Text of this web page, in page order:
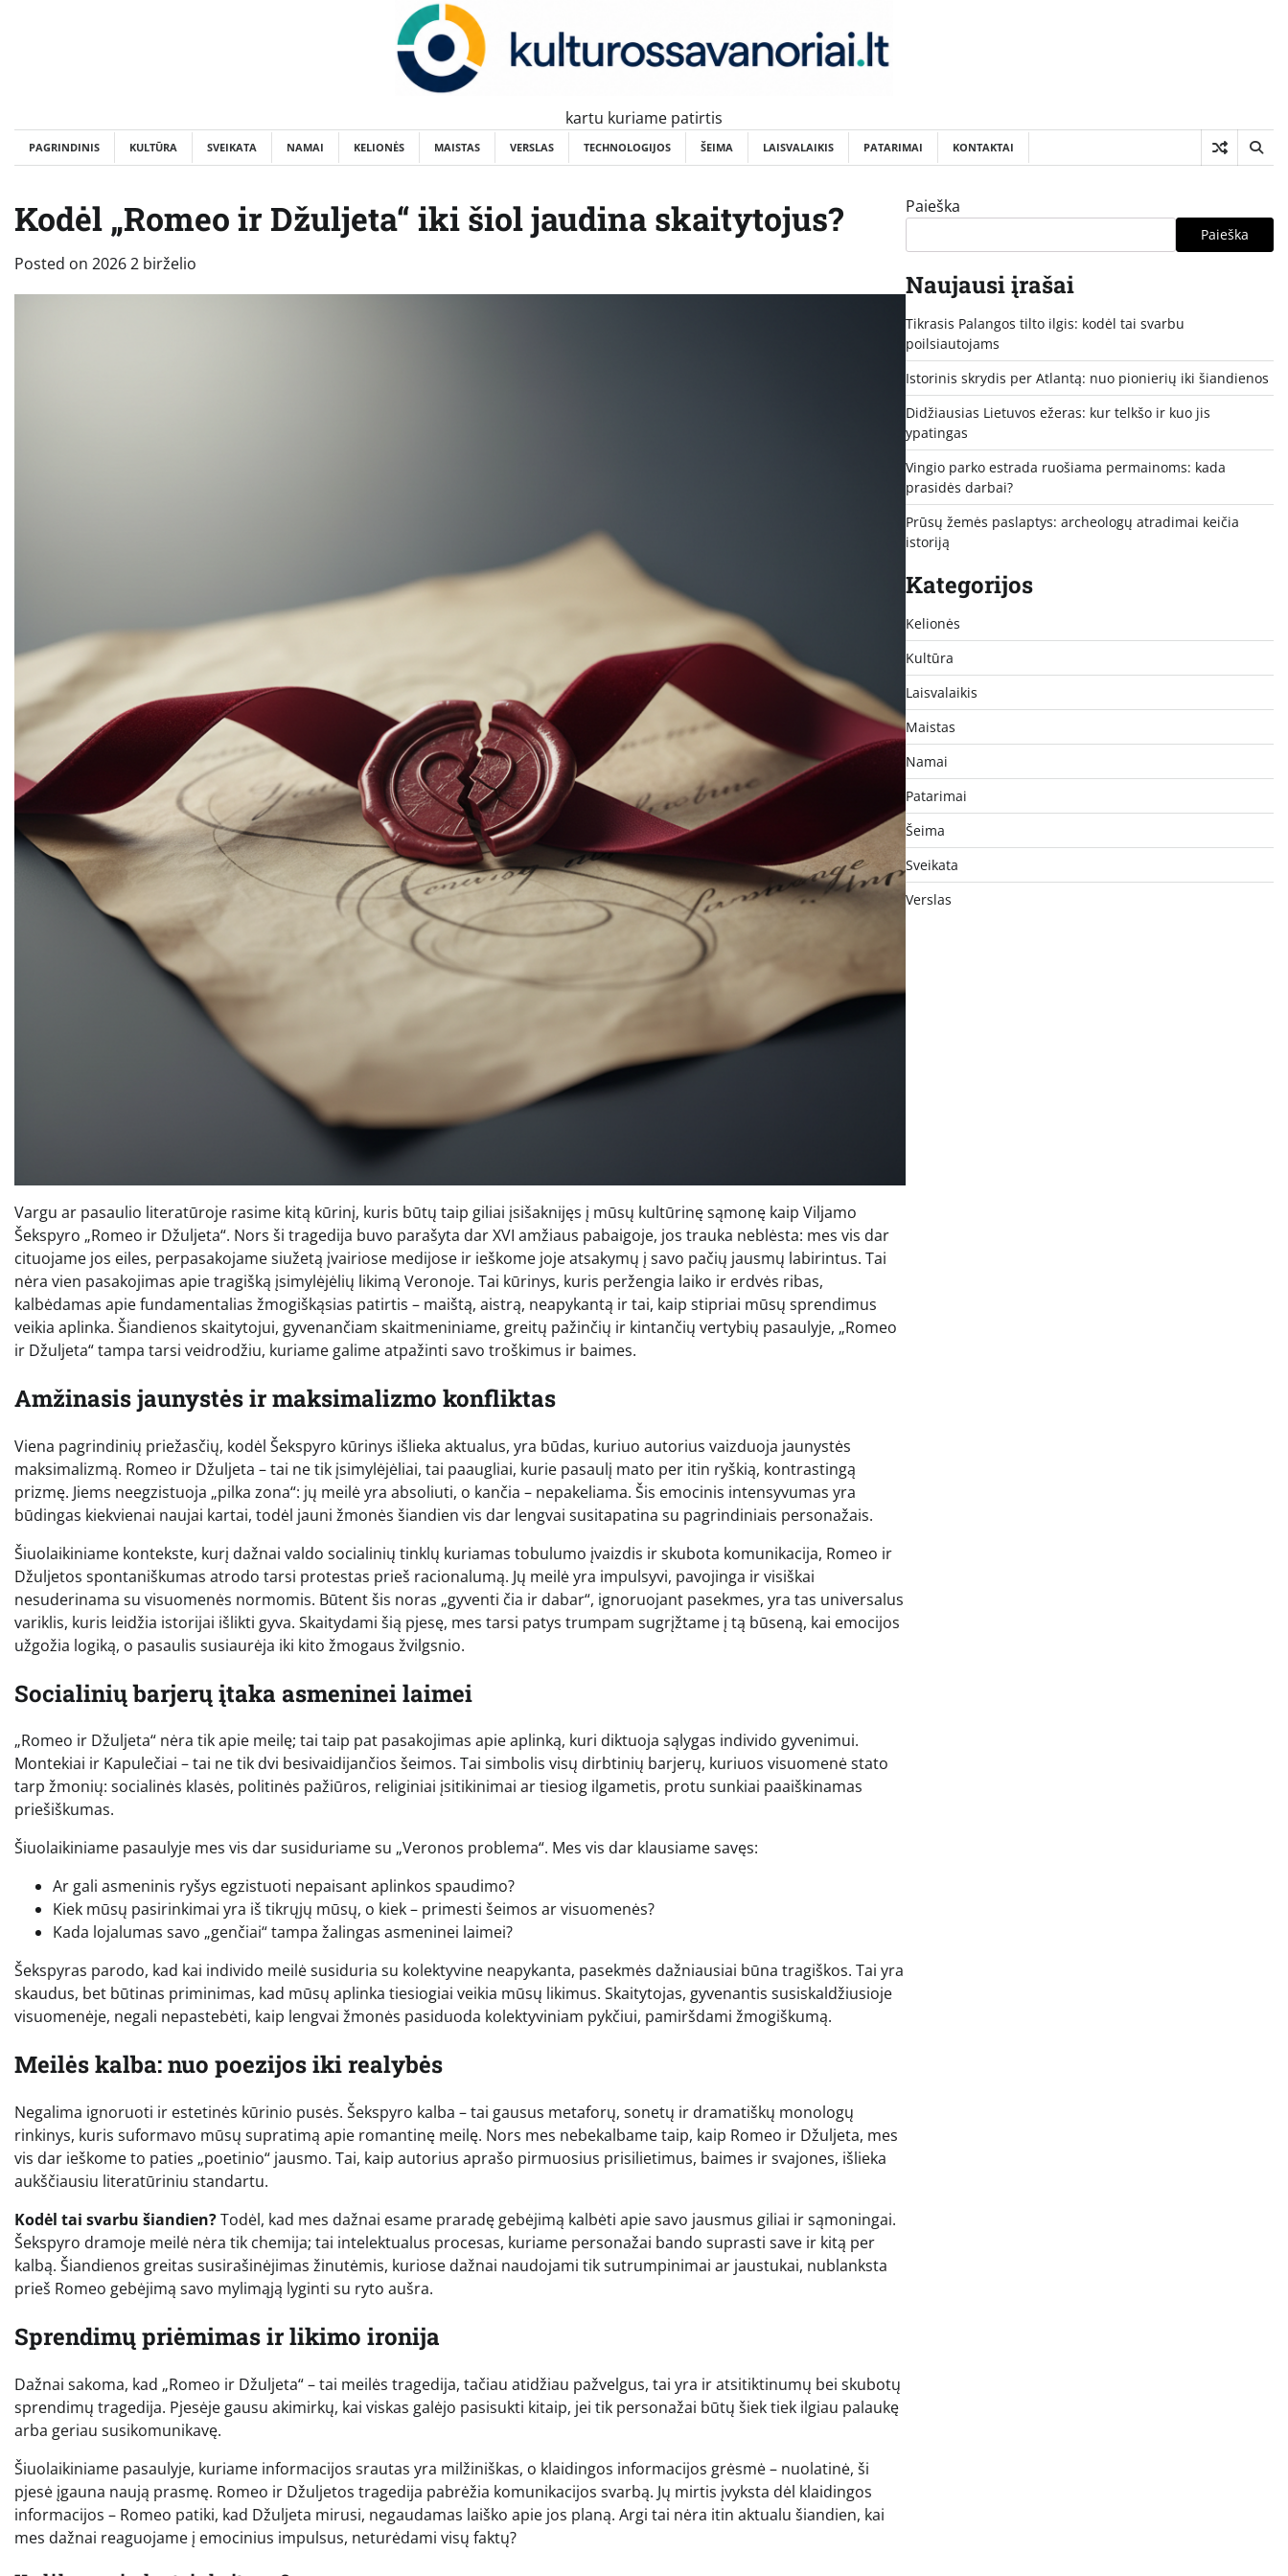
kartu kuriame patirtis
PAGRINDINIS KULTŪRA SVEIKATA NAMAI KELIONĖS MAISTAS VERSLAS TECHNOLOGIJOS ŠEIMA LAISVALAIKIS PATARIMAI KONTAKTAI
Kodėl „Romeo ir Džuljeta“ iki šiol jaudina skaitytojus?
Posted on 2026 2 birželio
Vargu ar pasaulio literatūroje rasime kitą kūrinį, kuris būtų taip giliai įsišaknijęs į mūsų kultūrinę sąmonę kaip Viljamo
Šekspyro „Romeo ir Džuljeta“. Nors ši tragedija buvo parašyta dar XVI amžiaus pabaigoje, jos trauka neblėsta: mes vis dar
cituojame jos eiles, perpasakojame siužetą įvairiose medijose ir ieškome joje atsakymų į savo pačių jausmų labirintus. Tai
nėra vien pasakojimas apie tragišką įsimylėjėlių likimą Veronoje. Tai kūrinys, kuris peržengia laiko ir erdvės ribas,
kalbėdamas apie fundamentalias žmogiškąsias patirtis – maištą, aistrą, neapykantą ir tai, kaip stipriai mūsų sprendimus
veikia aplinka. Šiandienos skaitytojui, gyvenančiam skaitmeniniame, greitų pažinčių ir kintančių vertybių pasaulyje, „Romeo
ir Džuljeta“ tampa tarsi veidrodžiu, kuriame galime atpažinti savo troškimus ir baimes.
Amžinasis jaunystės ir maksimalizmo konfliktas
Viena pagrindinių priežasčių, kodėl Šekspyro kūrinys išlieka aktualus, yra būdas, kuriuo autorius vaizduoja jaunystės
maksimalizmą. Romeo ir Džuljeta – tai ne tik įsimylėjėliai, tai paaugliai, kurie pasaulį mato per itin ryškią, kontrastingą
prizmę. Jiems neegzistuoja „pilka zona“: jų meilė yra absoliuti, o kančia – nepakeliama. Šis emocinis intensyvumas yra
būdingas kiekvienai naujai kartai, todėl jauni žmonės šiandien vis dar lengvai susitapatina su pagrindiniais personažais.
Šiuolaikiniame kontekste, kurį dažnai valdo socialinių tinklų kuriamas tobulumo įvaizdis ir skubota komunikacija, Romeo ir
Džuljetos spontaniškumas atrodo tarsi protestas prieš racionalumą. Jų meilė yra impulsyvi, pavojinga ir visiškai
nesuderinama su visuomenės normomis. Būtent šis noras „gyventi čia ir dabar“, ignoruojant pasekmes, yra tas universalus
variklis, kuris leidžia istorijai išlikti gyva. Skaitydami šią pjesę, mes tarsi patys trumpam sugrįžtame į tą būseną, kai emocijos
užgožia logiką, o pasaulis susiaurėja iki kito žmogaus žvilgsnio.
Socialinių barjerų įtaka asmeninei laimei
„Romeo ir Džuljeta“ nėra tik apie meilę; tai taip pat pasakojimas apie aplinką, kuri diktuoja sąlygas individo gyvenimui.
Montekiai ir Kapulečiai – tai ne tik dvi besivaidijančios šeimos. Tai simbolis visų dirbtinių barjerų, kuriuos visuomenė stato
tarp žmonių: socialinės klasės, politinės pažiūros, religiniai įsitikinimai ar tiesiog ilgametis, protu sunkiai paaiškinamas
priešiškumas.
Šiuolaikiniame pasaulyje mes vis dar susiduriame su „Veronos problema“. Mes vis dar klausiame savęs:
Ar gali asmeninis ryšys egzistuoti nepaisant aplinkos spaudimo?
Kiek mūsų pasirinkimai yra iš tikrųjų mūsų, o kiek – primesti šeimos ar visuomenės?
Kada lojalumas savo „genčiai“ tampa žalingas asmeninei laimei?
Šekspyras parodo, kad kai individo meilė susiduria su kolektyvine neapykanta, pasekmės dažniausiai būna tragiškos. Tai yra
skaudus, bet būtinas priminimas, kad mūsų aplinka tiesiogiai veikia mūsų likimus. Skaitytojas, gyvenantis susiskaldžiusioje
visuomenėje, negali nepastebėti, kaip lengvai žmonės pasiduoda kolektyviniam pykčiui, pamiršdami žmogiškumą.
Meilės kalba: nuo poezijos iki realybės
Negalima ignoruoti ir estetinės kūrinio pusės. Šekspyro kalba – tai gausus metaforų, sonetų ir dramatiškų monologų
rinkinys, kuris suformavo mūsų supratimą apie romantinę meilę. Nors mes nebekalbame taip, kaip Romeo ir Džuljeta, mes
vis dar ieškome to paties „poetinio“ jausmo. Tai, kaip autorius aprašo pirmuosius prisilietimus, baimes ir svajones, išlieka
aukščiausiu literatūriniu standartu.
Kodėl tai svarbu šiandien?Todėl, kad mes dažnai esame praradę gebėjimą kalbėti apie savo jausmus giliai ir sąmoningai.
Šekspyro dramoje meilė nėra tik chemija; tai intelektualus procesas, kuriame personažai bando suprasti save ir kitą per
kalbą. Šiandienos greitas susirašinėjimas žinutėmis, kuriose dažnai naudojami tik sutrumpinimai ar jaustukai, nublanksta
prieš Romeo gebėjimą savo mylimąją lyginti su ryto aušra.
Sprendimų priėmimas ir likimo ironija
Dažnai sakoma, kad „Romeo ir Džuljeta“ – tai meilės tragedija, tačiau atidžiau pažvelgus, tai yra ir atsitiktinumų bei skubotų
sprendimų tragedija. Pjesėje gausu akimirkų, kai viskas galėjo pasisukti kitaip, jei tik personažai būtų šiek tiek ilgiau palaukę
arba geriau susikomunikavę.
Šiuolaikiniame pasaulyje, kuriame informacijos srautas yra milžiniškas, o klaidingos informacijos grėsmė – nuolatinė, ši
pjesė įgauna naują prasmę. Romeo ir Džuljetos tragedija pabrėžia komunikacijos svarbą. Jų mirtis įvyksta dėl klaidingos
informacijos – Romeo patiki, kad Džuljeta mirusi, negaudamas laiško apie jos planą. Argi tai nėra itin aktualu šiandien, kai
mes dažnai reaguojame į emocinius impulsus, neturėdami visų faktų?
Paieška
Paieška
Naujausi įrašai
Tikrasis Palangos tilto ilgis: kodėl tai svarbu
poilsiautojams
Istorinis skrydis per Atlantą: nuo pionierių iki šiandienos
Didžiausias Lietuvos ežeras: kur telkšo ir kuo jis
ypatingas
Vingio parko estrada ruošiama permainoms: kada
prasidės darbai?
Prūsų žemės paslaptys: archeologų atradimai keičia
istoriją
Kategorijos
Kelionės
Kultūra
Laisvalaikis
Maistas
Namai
Patarimai
Šeima
Sveikata
Verslas